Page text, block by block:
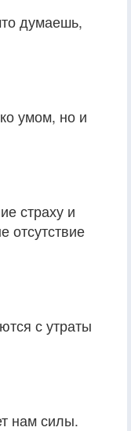
думаешь,
умом, но и
страху и
отсутствие
с утраты
нам силы.